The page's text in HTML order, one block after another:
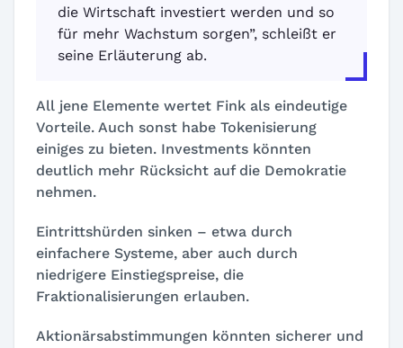
die Wirtschaft investiert werden und so
für mehr Wachstum sorgen”, schleißt er
seine Erläuterung ab.
All jene Elemente wertet Fink als eindeutige
Vorteile. Auch sonst habe Tokenisierung
einiges zu bieten. Investments könnten
deutlich mehr Rücksicht auf die Demokratie
nehmen.
Eintrittshürden sinken – etwa durch
einfachere Systeme, aber auch durch
niedrigere Einstiegspreise, die
Fraktionalisierungen erlauben.
Aktionärsabstimmungen könnten sicherer und